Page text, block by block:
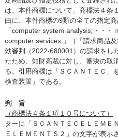
は、本件商標について、商標法４条
由に、本件商標の9類の全ての指定
「computer system analysis;・・・
computer services.」（「請求商品
効審判（2022-680001）の請求をし
たため、知財高裁に対し、審決の取
る。引用商標は「ＳＣＡＮＴＥＣ」
検査装置」である。
判 旨
（商標法４条１項１０号について）
ターに「ＳＣＡＮＴＥＣＥＬＥＭＥ
ＥＬＥＭＥＮＴＳ２」の文字が表示